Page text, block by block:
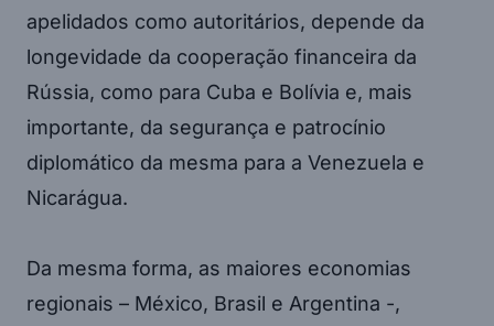
apelidados como autoritários, depende da
longevidade da cooperação financeira da
Rússia, como para Cuba e Bolívia e, mais
importante, da segurança e patrocínio
diplomático da mesma para a Venezuela e
Nicarágua.
Da mesma forma, as maiores economias
regionais – México, Brasil e Argentina -,